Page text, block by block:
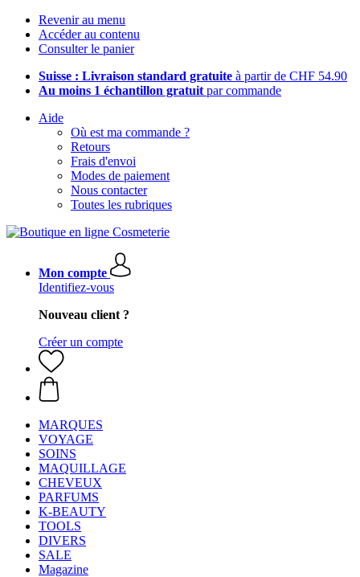
Revenir au menu
Accéder au contenu
Consulter le panier
Suisse : Livraison standard gratuite à partir de CHF 54.90
Au moins 1 échantillon gratuit par commande
Aide
Où est ma commande ?
Retours
Frais d'envoi
Modes de paiement
Nous contacter
Toutes les rubriques
Mon compte
Identifiez-vous
Nouveau client ?
Créer un compte
MARQUES
VOYAGE
SOINS
MAQUILLAGE
CHEVEUX
PARFUMS
K-BEAUTY
TOOLS
DIVERS
SALE
Magazine